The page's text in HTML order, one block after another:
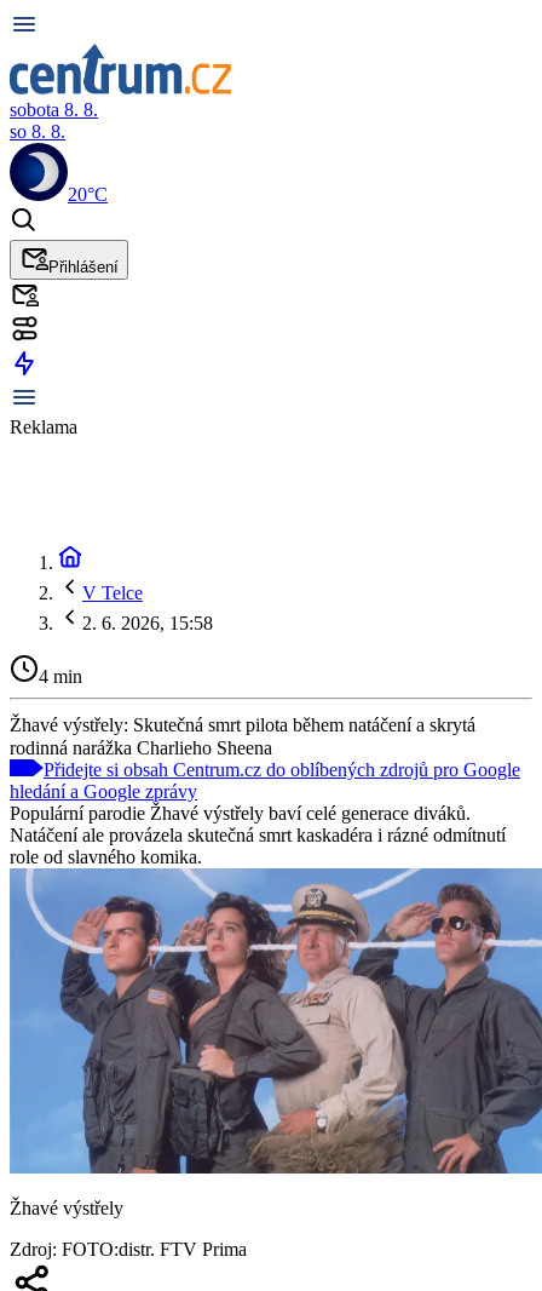
sobota 8. 8.
so 8. 8.
20°C
Přihlášení
Reklama
V Telce
2. 6. 2026, 15:58
4 min
Žhavé výstřely: Skutečná smrt pilota během natáčení a skrytá
rodinná narážka Charlieho Sheena
Přidejte si obsah Centrum.cz do oblíbených zdrojů pro Google
hledání a Google zprávy
Populární parodie Žhavé výstřely baví celé generace diváků.
Natáčení ale provázela skutečná smrt kaskadéra i rázné odmítnutí
role od slavného komika.
Žhavé výstřely
Zdroj: FOTO:distr. FTV Prima